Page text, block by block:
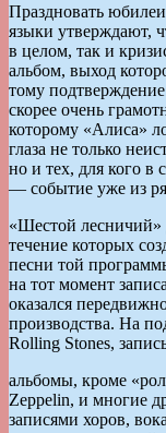
Праздновать
языки утверждают,
в целом, так и
альбом, выход
тому
скорее очень
которому «Алиса»
глаза не только
но и тех, для кого в
— событие уже из
«Шестой лесничий»
течение которых
песни той
на тот момент
оказался
производства. На
Rolling Stones,
альбомы, кроме
Zeppelin, и многие
записями хоров,